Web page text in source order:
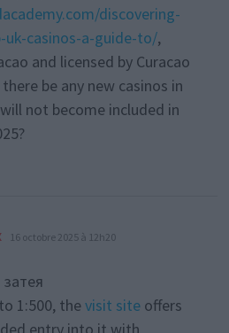
discovering-
uk-casinos-a-guide-to/,
and licensed by Curacao
be any new casinos in
not become included in
dit :
16 octobre 2025 à 12h20
1:500, thevisit siteoffers
entry into it with